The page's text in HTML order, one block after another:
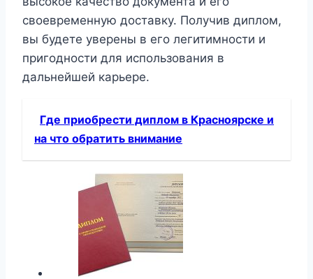
своевременную доставку. Получив диплом,
вы будете уверены в его легитимности и
пригодности для использования в
дальнейшей карьере.
Где приобрести диплом в Красноярске и
на что обратить внимание